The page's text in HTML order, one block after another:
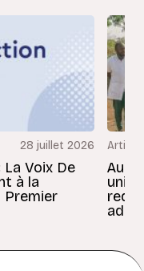
28 juillet 2026
Voix De
à la
Premier
Article
Au